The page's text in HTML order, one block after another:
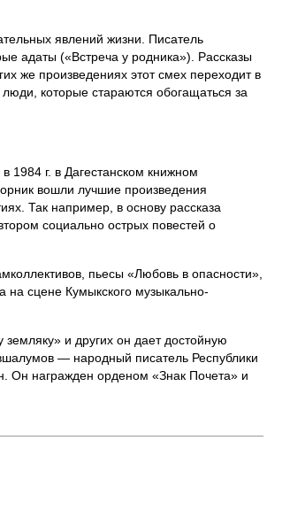
явлений жизни. Писатель
адаты («Встреча у родника»). Рассказы
же произведениях этот смех переходит в
которые стараются обогащаться за
1984 г. в Дагестанском книжном
вошли лучшие произведения
Так например, в основу рассказа
социально острых повестей о
пьесы «Любовь в опасности»,
сцене Кумыкского музыкально-
и других он дает достойную
— народный писатель Республики
Он награжден орденом «Знак Почета» и